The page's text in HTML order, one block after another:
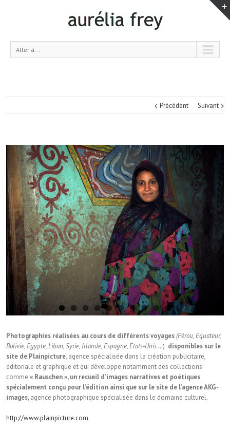
Aller à...
Précédent Suivant
Photographies réalisées au cours de différents voyages(Pérou, Equateur,
Bolivie, Egypte, Liban, Syrie, Irlande, Espagne, Etats-Unis …) disponibles sur le
site de Plainpicture, agence spécialisée dans la création publicitaire,
éditoriale et graphique et qui développe notamment des collections
comme « Rauschen », un recueil d’images narratives et poétiques
spécialement conçu pour l’édition ainsi que sur le site de l’agence AKG-
images,agence photographique spécialisée dans le domaine culturel.
http://www.plainpicture.com